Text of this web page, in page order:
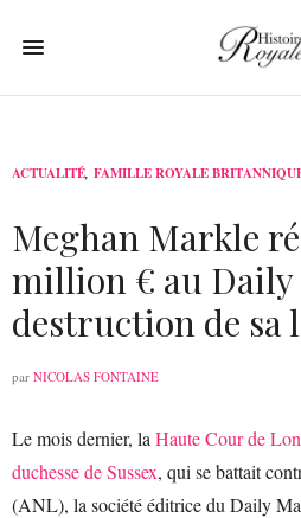
ACTUALITÉ, FAMILLE ROYALE
Meghan Markle
million € au Daily
destruction de sa
par NICOLAS FONTAINE
Le mois dernier, la Haute Cour de
duchesse de Sussex, qui se battait
(ANL), la société éditrice du Daily